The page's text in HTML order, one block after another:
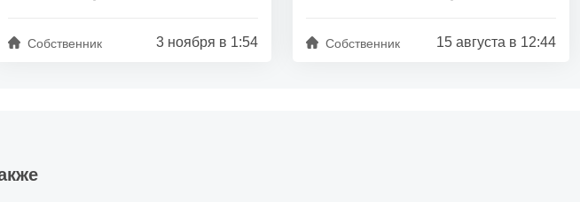
Собственник 3 ноября в 1:54 Собственник 15 августа в 12:44